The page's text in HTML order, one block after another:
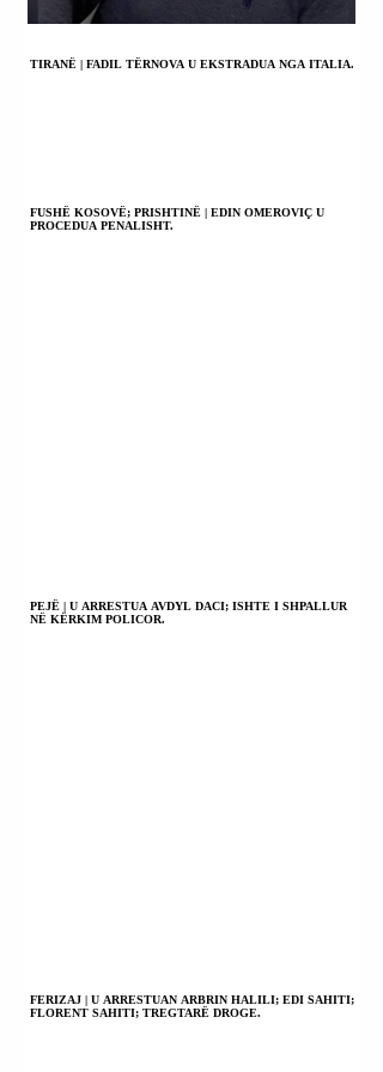
TIRANË | FADIL TËRNOVA U EKSTRADUA NGA ITALIA.
FUSHË KOSOVË; PRISHTINË | EDIN OMEROVIÇ U
PROCEDUA PENALISHT.
PEJË | U ARRESTUA AVDYL DACI; ISHTE I SHPALLUR
NË KËRKIM POLICOR.
FERIZAJ | U ARRESTUAN ARBRIN HALILI; EDI SAHITI;
FLORENT SAHITI; TREGTARË DROGE.